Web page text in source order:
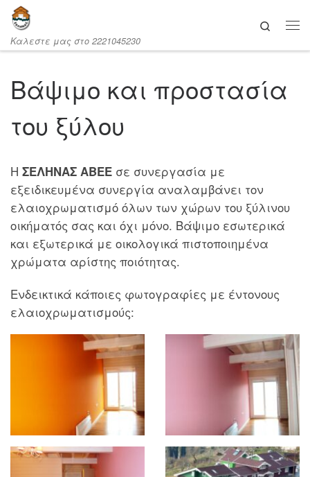
Μετάβαση στο περιεχόμενο
Καλεστε μας στο 2221045230
Search
Βάψιμο και προστασία
του ξύλου
Η ΣΕΛΗΝΑΣ ΑΒΕΕ σε συνεργασία με
εξειδικευμένα συνεργία αναλαμβάνει τον
ελαιοχρωματισμό όλων των χώρων του ξύλινου
οικήματός σας και όχι μόνο. Βάψιμο εσωτερικά
και εξωτερικά με οικολογικά πιστοποιημένα
χρώματα αρίστης ποιότητας.
Ενδεικτικά κάποιες φωτογραφίες με έντονους
ελαιοχρωματισμούς: